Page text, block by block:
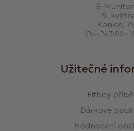
B-
9.
Konice,
(Po - Pá 7:00 -
Užitečné
Fitboy
Dárkové
Hodnocení